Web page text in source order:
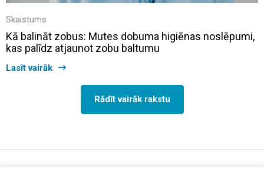
Skaistums
Kā balināt zobus: Mutes dobuma higiēnas noslēpumi,
kas palīdz atjaunot zobu baltumu
Lasīt vairāk
Rādīt vairāk rakstu